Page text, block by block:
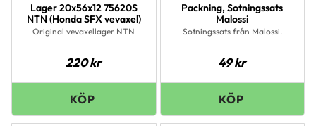
Lager 20x56x12 75620S
NTN (Honda SFX vevaxel)
Original vevaxellager NTN
220kr
Packning, Sotningssats
Malossi
Sotningssats från Malossi.
49kr